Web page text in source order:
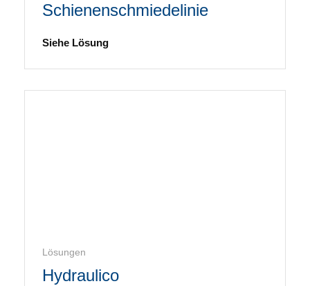
Schienenschmiedelinie
Siehe Lösung
Lösungen
Hydraulico